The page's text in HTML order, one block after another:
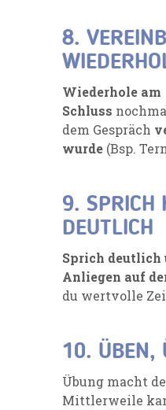
8.
Wiederhole am
Schluss
dem Gespräch
wurde (Bsp.
9. SPRICH
DEUTLICH
Sprich deutlich
Anliegen auf
du wertvolle
10. ÜBEN,
Übung macht
Mittlerweile